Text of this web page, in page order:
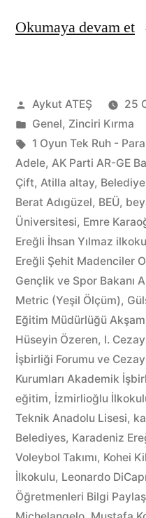
Okumaya devam et
Gönderen:
Aykut ATEŞ
25
Kategori:
Genel, Zinciri Kırma
Etiketler:
1 Oyun Tek Ruh -
Adele, AK Parti AR-GE
Çift, Atilla altay,
Berat Adıgüzel, BEÜ,
Üniversitesi, Emre
Ereğli İhsan Yılmaz
Ereğli Şehit Madenciler
Gençlik ve Spor Bakanı
Metric (Yeşil Ölçüm),
Eğitim Müdürlüğü
Hüseyin Özeren, I.
İşbirliği Forumu ve
Kurumları Akademik
eğitim, İzmirlioğlu
Teknik Anadolu Lisesi,
Belediyes, Karadeniz
Voleybol Takımı, Kohei
İlkokulu, Leonardo
Öğretmenleri Bilgi